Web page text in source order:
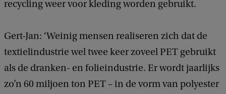
recycling weer voor kleding worden gebruikt.
Gert-Jan: ‘Weinig mensen realiseren zich dat de
textielindustrie wel twee keer zoveel PET gebruikt
als de dranken- en folieindustrie. Er wordt jaarlijks
zo’n 60 miljoen ton PET – in de vorm van polyester